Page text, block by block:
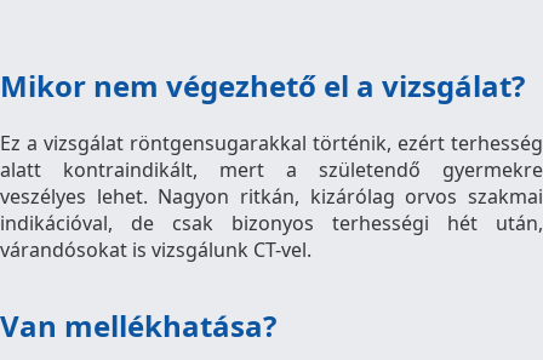
Mikor nem végezhető el a vizsgálat?
Ez a vizsgálat röntgensugarakkal történik, ezért terhesség
alatt kontraindikált, mert a születendő gyermekre
veszélyes lehet. Nagyon ritkán, kizárólag orvos szakmai
indikációval, de csak bizonyos terhességi hét után,
várandósokat is vizsgálunk CT-vel.
Van mellékhatása?